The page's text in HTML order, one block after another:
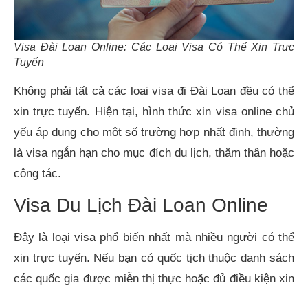
Visa Đài Loan Online: Các Loại Visa Có Thể Xin Trực
Tuyến
Không phải tất cả các loại visa đi Đài Loan đều có thể
xin trực tuyến. Hiện tại, hình thức xin visa online chủ
yếu áp dụng cho một số trường hợp nhất định, thường
là visa ngắn hạn cho mục đích du lịch, thăm thân hoặc
công tác.
Visa Du Lịch Đài Loan Online
Đây là loại visa phổ biến nhất mà nhiều người có thể
xin trực tuyến. Nếu bạn có quốc tịch thuộc danh sách
các quốc gia được miễn thị thực hoặc đủ điều kiện xin